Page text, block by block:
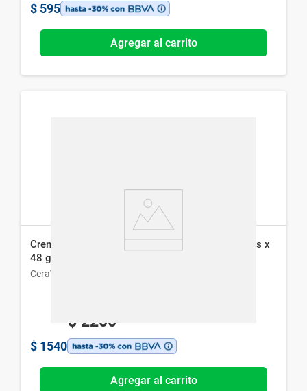
$ 595
Agregar al carrito
Crema de Noche Cerave Renovadora con Peptidos x
48 g
CeraVe
$ 2200
$ 1540
Agregar al carrito